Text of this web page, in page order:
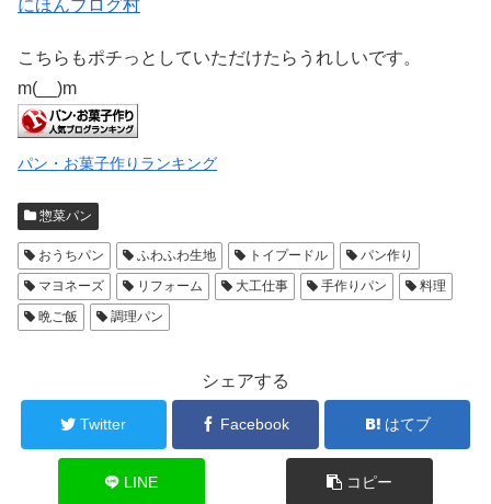
にほんブログ村
こちらもポチっとしていただけたらうれしいです。
m(__)m
パン・お菓子作りランキング
惣菜パン
おうちパン ふわふわ生地 トイプードル
パン作り
マヨネーズ
リフォーム 大工仕事 手作りパン
料理
晩ご飯
調理パン
シェアする
Twitter Facebook はてブ
LINE コピー